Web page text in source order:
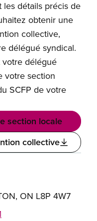
les détails précis de
obtenir une
collective,
délégué syndical.
votre délégué
votre section
SCFP de votre
section locale
collective
ON L8P 4W7